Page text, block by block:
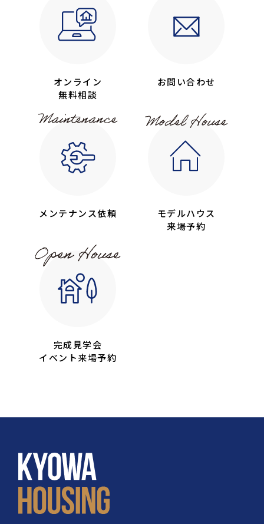
オンライン
無料相談
お問い合わせ
メンテナンス依頼
モデルハウス
来場予約
完成見学会
イベント来場予約